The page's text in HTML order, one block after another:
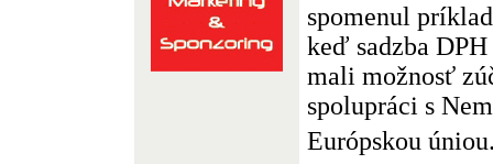
spomenul
keď sadzba
mali možnosť
spolupráci s
Európskou